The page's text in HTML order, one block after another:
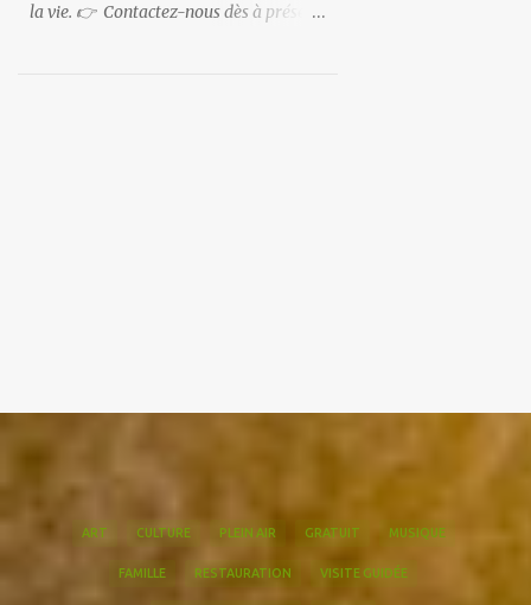
la vie. 👉 Contactez-nous dès à présent
ART CULTURE PLEIN AIR GRATUIT MUSIQUE
FAMILLE RESTAURATION VISITE GUIDÉE